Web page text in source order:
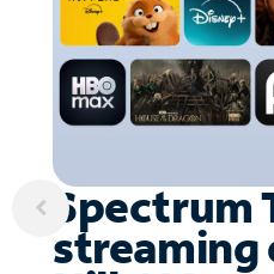
Spectrum
streaming